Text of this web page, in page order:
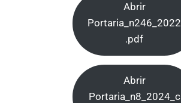
Abrir
Portaria_n246_2022
.pdf
Abrir
Portaria_n8_2024_c